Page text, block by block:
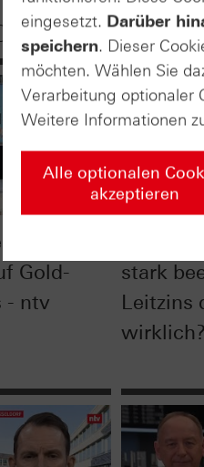
Gold-
- ntv
stark
Leitzins
eingesetzt. Darüber
speichern. Dieser
möchten. Wählen Sie
Verarbeitung optionaler
Weitere Informationen
Alle optionalen
akzeptieren